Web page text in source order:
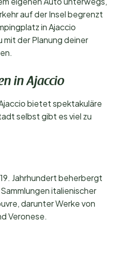
auf der Insel begrenzt
in Ajaccio
der Planung deiner
in Ajaccio
bietet spektakuläre
selbst gibt es viel zu
Jahrhundert beherbergt
italienischer
darunter Werke von
Veronese.